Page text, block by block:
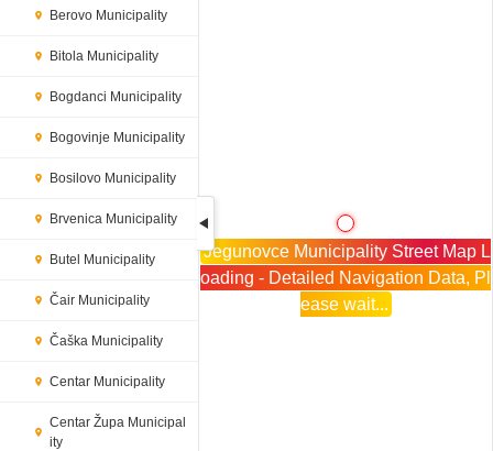
Berovo Municipality
Bitola Municipality
Bogdanci Municipality
Bogovinje Municipality
Bosilovo Municipality
Brvenica Municipality
Butel Municipality
Čair Municipality
Čaška Municipality
Centar Municipality
Centar Župa Municipal
ity
Jegunovce Municipality Street Map L
oading - Detailed Navigation Data, Pl
ease wait...